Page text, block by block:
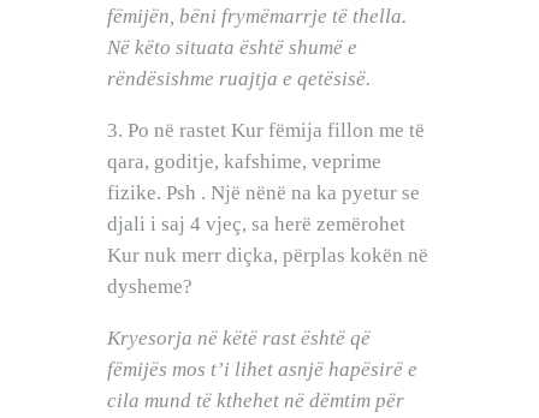
fëmijën, bëni frymëmarrje të thella.
Në këto situata është shumë e
rëndësishme ruajtja e qetësisë.
3. Po në rastet Kur fëmija fillon me të
qara, goditje, kafshime, veprime
fizike. Psh . Një nënë na ka pyetur se
djali i saj 4 vjeç, sa herë zemërohet
Kur nuk merr diçka, përplas kokën në
dysheme?
Kryesorja në këtë rast është që
fëmijës mos t’i lihet asnjë hapësirë e
cila mund të kthehet në dëmtim për